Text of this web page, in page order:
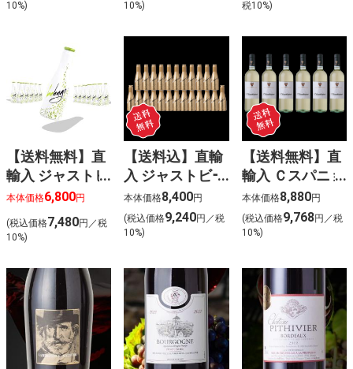
ンバール (白)
10%)
ネ･シラー
10%)
税10%)
【送料無料】直
輸入 ジャストビ
ー ヒューゴ
〈ケース販売
24本入〉
本体価格6,800円
(税込価格7,480円／税
10%)
【送料込】直輸
入 ジャストビー
ゴールド(泡白)
〈ケース販売
24本入〉
本体価格8,400円
(税込価格9,240円／税
10%)
【送料無料】直
輸入 Ｃスパニョ
レッティ キアッ
キエリッチョ
(白) 6本入
本体価格8,880円
(税込価格9,768円／税
10%)